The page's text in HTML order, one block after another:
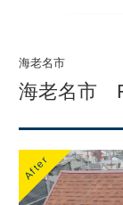
海老名市
海老名市
After